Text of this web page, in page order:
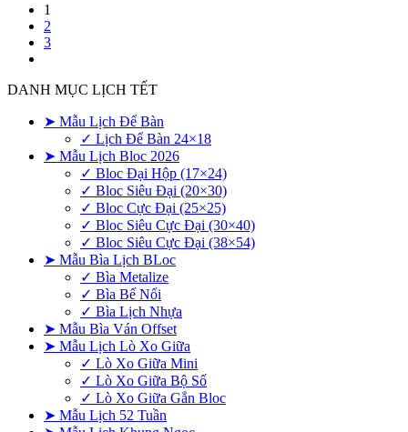
1
2
3
DANH MỤC LỊCH TẾT
➤ Mẫu Lịch Để Bàn
✓ Lịch Để Bàn 24×18
➤ Mẫu Lịch Bloc 2026
✓ Bloc Đại Hộp (17×24)
✓ Bloc Siêu Đại (20×30)
✓ Bloc Cực Đại (25×25)
✓ Bloc Siêu Cực Đại (30×40)
✓ Bloc Siêu Cực Đại (38×54)
➤ Mẫu Bìa Lịch BLoc
✓ Bìa Metalize
✓ Bìa Bế Nổi
✓ Bìa Lịch Nhựa
➤ Mẫu Bìa Ván Offset
➤ Mẫu Lịch Lò Xo Giữa
✓ Lò Xo Giữa Mini
✓ Lò Xo Giữa Bộ Số
✓ Lò Xo Giữa Gắn Bloc
➤ Mẫu Lịch 52 Tuần